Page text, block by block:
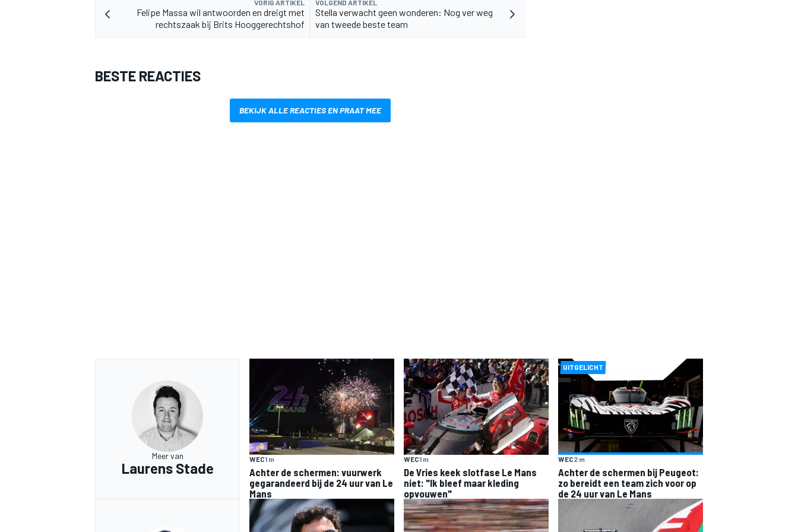
VORIG ARTIKEL
Felipe Massa wil antwoorden en dreigt met
rechtszaak bij Brits Hooggerechtshof
VOLGEND ARTIKEL
Stella verwacht geen wonderen: Nog ver weg
van tweede beste team
BESTE REACTIES
BEKIJK ALLE REACTIES EN PRAAT MEE
Meer van
Laurens Stade
WEC1 m
Achter de schermen: vuurwerk
gegarandeerd bij de 24 uur van Le
Mans
WEC1 m
De Vries keek slotfase Le Mans
niet: "Ik bleef maar kleding
opvouwen"
UITGELICHT
WEC2 m
Achter de schermen bij Peugeot:
zo bereidt een team zich voor op
de 24 uur van Le Mans